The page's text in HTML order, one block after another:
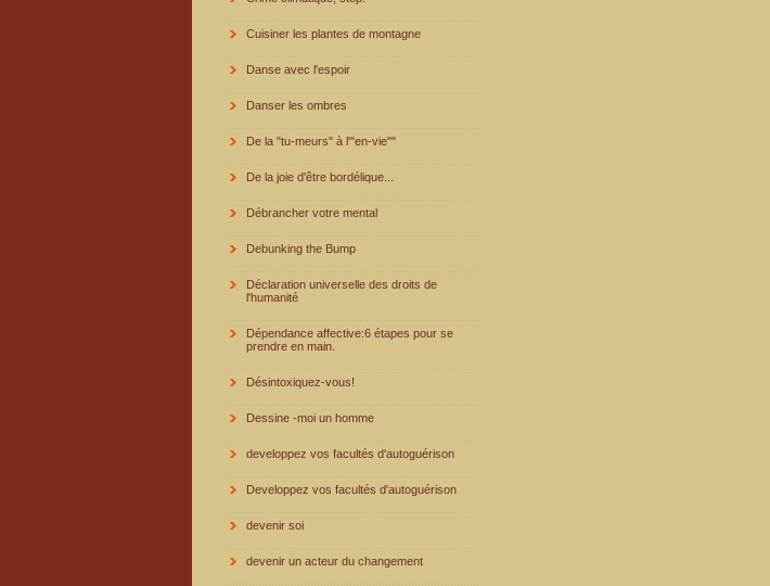
Cuisiner les plantes de montagne
Danse avec l'espoir
Danser les ombres
De la "tu-meurs" à l'"en-vie""
De la joie d'être bordélique...
Débrancher votre mental
Debunking the Bump
Déclaration universelle des droits de
l'humanité
Dépendance affective:6 étapes pour se
prendre en main.
Désintoxiquez-vous!
Dessine -moi un homme
developpez vos facultés d'autoguérison
Developpez vos facultés d'autoguérison
devenir soi
devenir un acteur du changement